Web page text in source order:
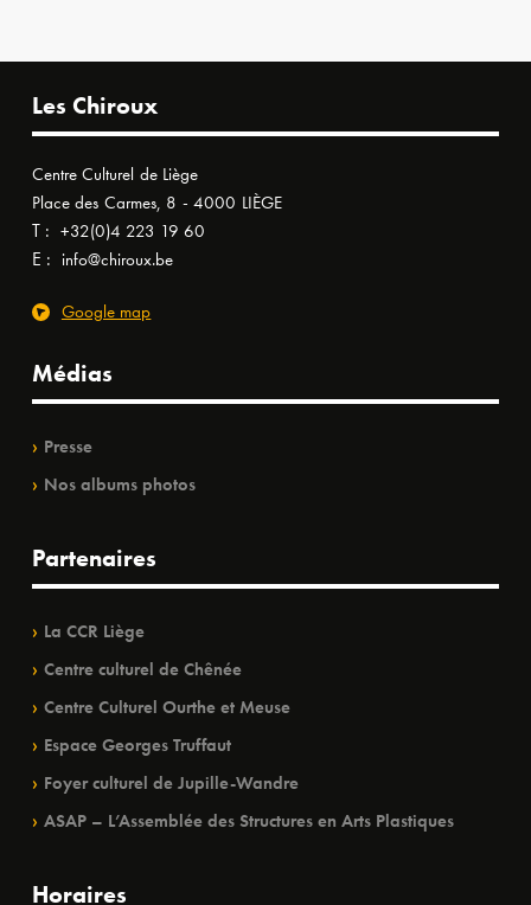
Les Chiroux
Centre Culturel de Liège
Place des Carmes, 8 - 4000 LIÈGE
T : +32(0)4 223 19 60
E : info@chiroux.be
Google map
Médias
Presse
Nos albums photos
Partenaires
La CCR Liège
Centre culturel de Chênée
Centre Culturel Ourthe et Meuse
Espace Georges Truffaut
Foyer culturel de Jupille-Wandre
ASAP – L’Assemblée des Structures en Arts Plastiques
Horaires